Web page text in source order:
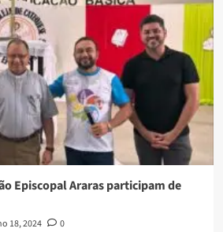
Episcopal Araras participam de
18, 2024
0